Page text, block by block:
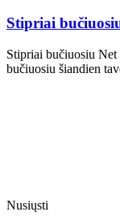
Stipriai
Stipriai bučiuosiu
bučiuosiu šiandien
Nusiųsti